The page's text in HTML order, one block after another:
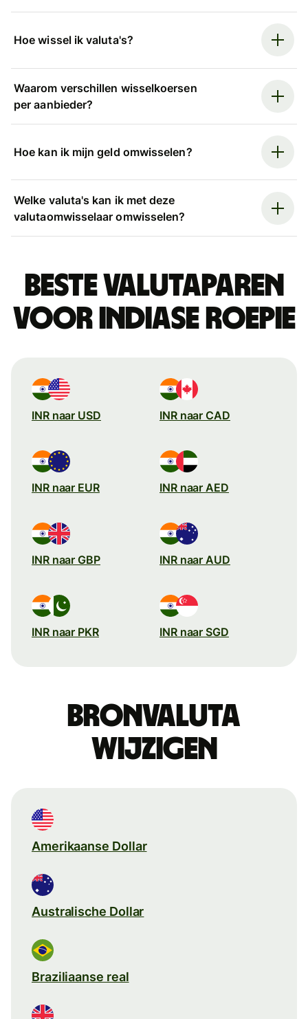
Hoe wissel ik valuta's?
Waarom verschillen wisselkoersen
per aanbieder?
Hoe kan ik mijn geld omwisselen?
Welke valuta's kan ik met deze
valutaomwisselaar omwisselen?
Beste valutaparen
voor Indiase roepie
INR naar USD INR naar CAD
INR naar EUR INR naar AED
INR naar GBP INR naar AUD
INR naar PKR INR naar SGD
Bronvaluta
wijzigen
Amerikaanse Dollar
Australische Dollar
Braziliaanse real